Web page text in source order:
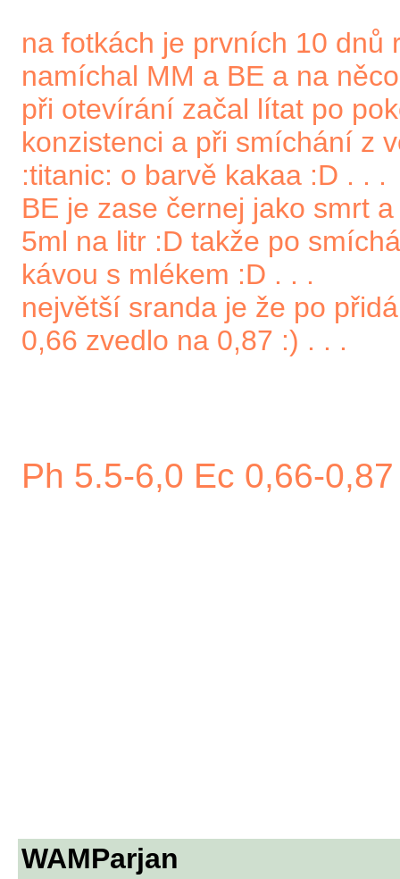
na fotkách je prvních 10 dnů
namíchal MM a BE a na
při otevírání začal lítat po
konzistenci a při smíchání z
:titanic: o barvě kakaa :D . . .
BE je zase černej jako smrt
5ml na litr :D takže po
kávou s mlékem :D . . .
největší sranda je že po
0,66 zvedlo na 0,87 :) . . .
Ph 5.5-6,0 Ec 0,66-0,87
WAMParjan